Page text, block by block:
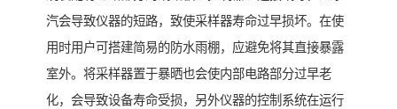
汽会导致仪器的短路，致使采样器寿命过早损坏。在使
用时用户可搭建简易的防水雨棚，应避免将其直接暴露
室外。将采样器置于暴晒也会使内部电路部分过早老
化，会导致设备寿命受损，另外仪器的控制系统在运行